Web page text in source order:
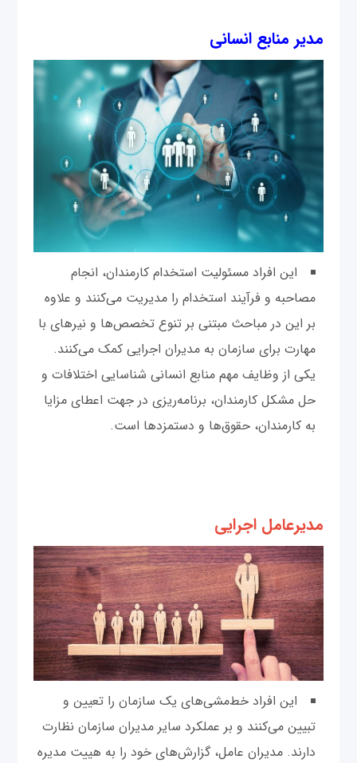
مدیر منابع انسانی
این افراد مسئولیت استخدام کارمندان، انجام
مصاحبه و فرآیند استخدام را مدیریت می‌کنند و علاوه
بر این در مباحث مبتنی بر تنوع تخصص‌ها و نیرهای با
مهارت برای سازمان به مدیران اجرایی کمک می‌کنند.
یکی از وظایف مهم منابع انسانی شناسایی اختلافات و
حل مشکل کارمندان، برنامه‌ریزی در جهت اعطای مزایا
به کارمندان، حقوق‌ها و دستمزدها است.
مدیرعامل اجرایی
این افراد خط‌مشی‌های یک سازمان را تعیین و
تبیین می‌کنند و بر عملکرد سایر مدیران سازمان نظارت
دارند. مدیران عامل، گزارش‌های خود را به هییت مدیره